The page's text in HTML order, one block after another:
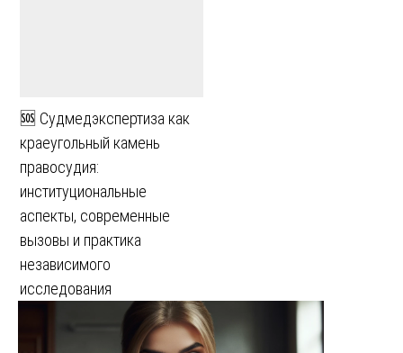
🆘 Судмедэкспертиза как
краеугольный камень
правосудия:
институциональные
аспекты, современные
вызовы и практика
независимого
исследования